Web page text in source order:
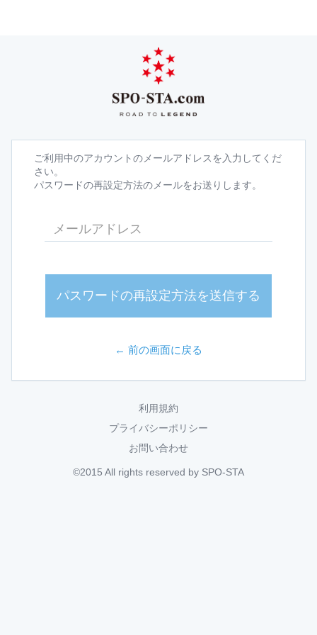
ご利用中のアカウントのメールアドレスを入力してくだ
さい。
パスワードの再設定方法のメールをお送りします。
パスワードの再設定方法を送信する
← 前の画面に戻る
利用規約
プライバシーポリシー
お問い合わせ
©2015 All rights reserved by SPO-STA